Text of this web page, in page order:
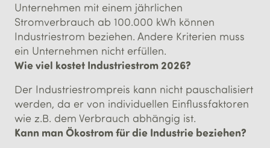
Unternehmen mit einem jährlichen
Stromverbrauch ab 100.000 kWh können
Industriestrom beziehen. Andere Kriterien muss
ein Unternehmen nicht erfüllen.
Wie viel kostet Industriestrom 2026?
Der Industriestrompreis kann nicht pauschalisiert
werden, da er von individuellen Einflussfaktoren
wie z.B. dem Verbrauch abhängig ist.
Kann man Ökostrom für die Industrie beziehen?